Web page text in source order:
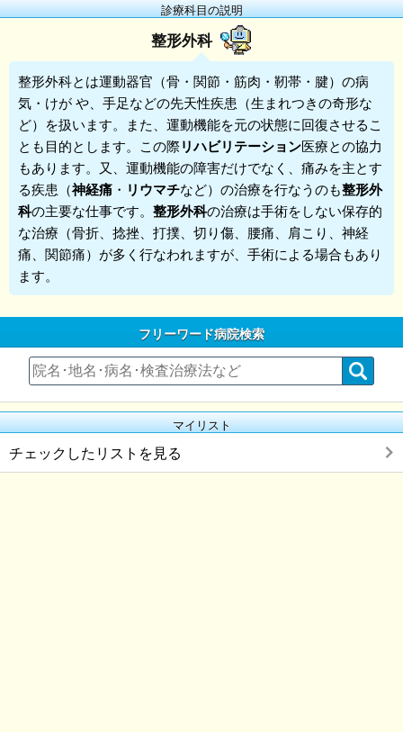
診療科目の説明
整形外科
整形外科とは運動器官（骨・関節・筋肉・靭帯・腱）の病
気・けが や、手足などの先天性疾患（生まれつきの奇形な
ど）を扱います。また、運動機能を元の状態に回復させるこ
とも目的とします。この際リハビリテーション医療との協力
もあります。又、運動機能の障害だけでなく、痛みを主とす
る疾患（神経痛 ・ リウマチなど）の治療を行なうのも整形外
科の主要な仕事です。 整形外科の治療は手術をしない保存的
な治療（骨折、捻挫、打撲、切り傷、腰痛、肩こり、神経
痛、関節痛）が多く行なわれますが、手術による場合もあり
ます。
フリーワード病院検索
マイリスト
チェックしたリストを見る